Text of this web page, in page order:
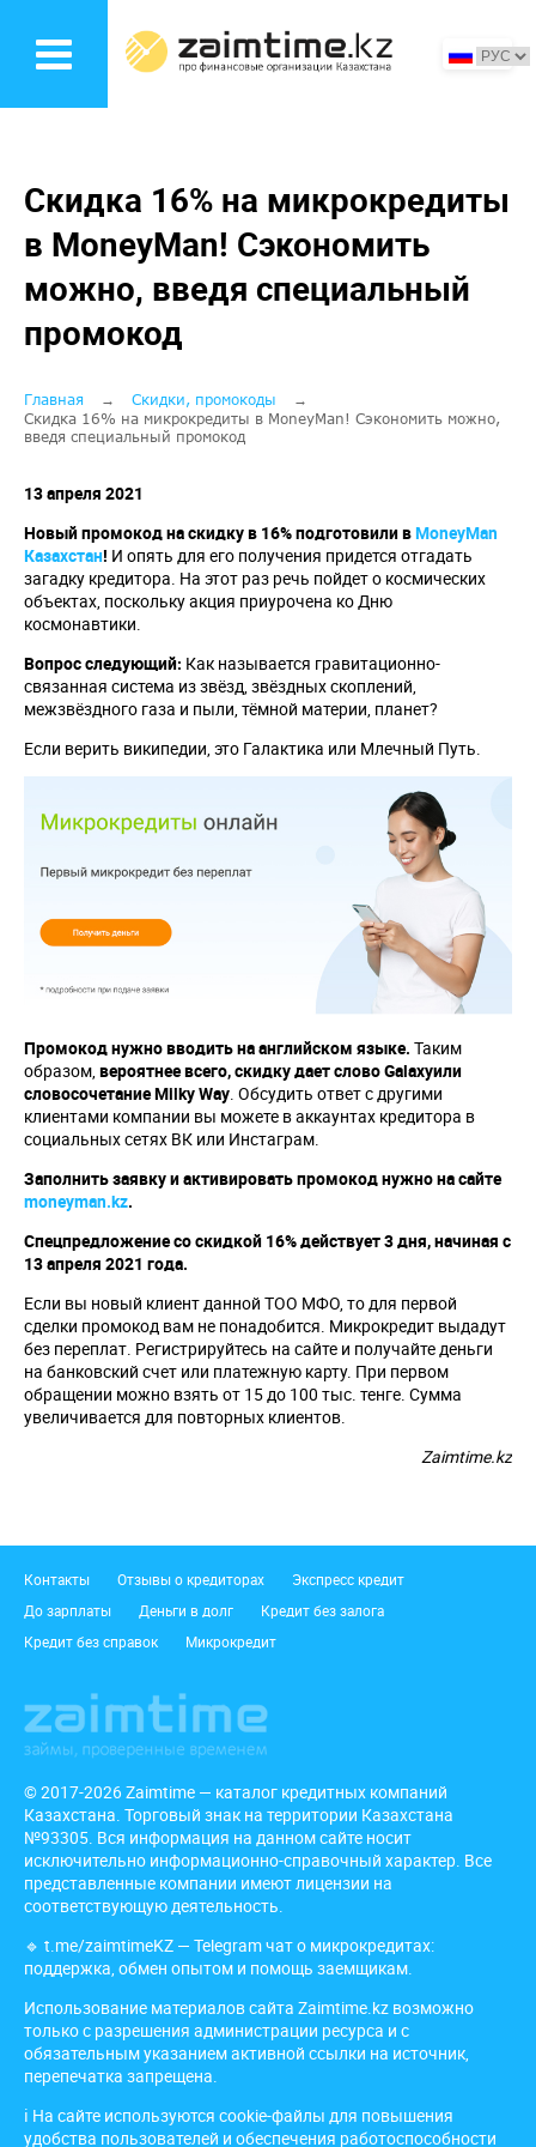
основному
Скидка 16% на микрокредиты
в MoneyMan! Сэкономить
можно, введя специальный
промокод
Строка
навигации
Главная
Скидки, промокоды
Скидка 16% на микрокредиты в MoneyMan! Сэкономить можно,
введя специальный промокод
13 апреля 2021
Новый промокод на скидку в 16% подготовили вMoneyMan
Казахстан! И опять для его получения придется отгадать
загадку кредитора. На этот раз речь пойдет о космических
объектах, поскольку акция приурочена ко Дню
космонавтики.
Вопрос следующий: Как называется гравитационно-
связанная система из звёзд, звёздных скоплений,
межзвёздного газа и пыли, тёмной материи, планет?
Если верить википедии, это Галактика или Млечный Путь.
Промокод нужно вводить на английском языке. Таким
образом, вероятнее всего, скидку дает словоGalaxyили
словосочетаниеMilkyWay. Обсудить ответ с другими
клиентами компании вы можете в аккаунтах кредитора в
социальных сетях ВК или Инстаграм.
Заполнить заявку и активировать промокод нужно на сайте
moneyman.kz.
Спецпредложение со скидкой 16% действует 3 дня, начиная с
13 апреля 2021 года.
Если вы новый клиент данной ТОО МФО, то для первой
сделки промокод вам не понадобится. Микрокредит выдадут
без переплат. Регистрируйтесь на сайте и получайте деньги
на банковский счет или платежную карту. При первом
обращении можно взять от 15 до 100 тыс. тенге. Сумма
увеличивается для повторных клиентов.
Zaimtime.kz
Подвал
Контакты Отзывы о кредиторах
Экспресс кредит
До зарплаты
Деньги в долг
Кредит без залога
Кредит без справок
Микрокредит
© 2017-2026 Zaimtime — каталог кредитных компаний
Казахстана. Торговый знак на территории Казахстана
№93305. Вся информация на данном сайте носит
исключительно информационно-справочный характер. Все
представленные компании имеют лицензии на
соответствующую деятельность.
🔹 t.me/zaimtimeKZ — Telegram чат о микрокредитах:
поддержка, обмен опытом и помощь заемщикам.
Использование материалов сайта Zaimtime.kz возможно
только с разрешения администрации ресурса и с
обязательным указанием активной ссылки на источник,
перепечатка запрещена.
ℹ️ На сайте используются cookie-файлы для повышения
удобства пользователей и обеспечения работоспособности